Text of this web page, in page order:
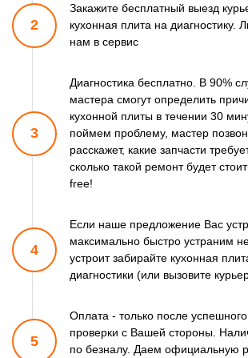
2
Закажите бесплатный выезд
кухонная плита на диагностику.
нам в сервис
3
Диагностика бесплатно. В 90%
мастера смогутопределить
кухонной плиты в течении 30
поймем проблему, мастер
расскажет, какие запчасти
сколько такой ремонтбудет
free!
4
Если наше предложение Вас
максимально быстро устраним
устроит забирайте кухонная
диагностики (или вызовите
5
Оплата - только после
проверки с Вашей стороны.
по безналу. Даем официальную